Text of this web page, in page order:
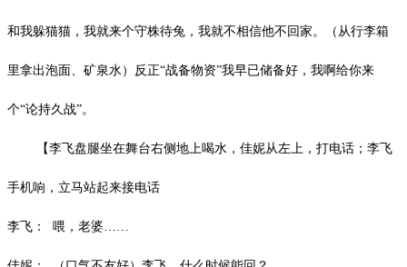
和我躲猫猫，我就来个守株待兔，我就不相信他不回家。（从行李箱
里拿出泡面、矿泉水）反正“战备物资”我早已储备好，我啊给你来
个“论持久战”。
【李飞盘腿坐在舞台右侧地上喝水，佳妮从左上，打电话；李飞
手机响，立马站起来接电话
李飞： 喂，老婆